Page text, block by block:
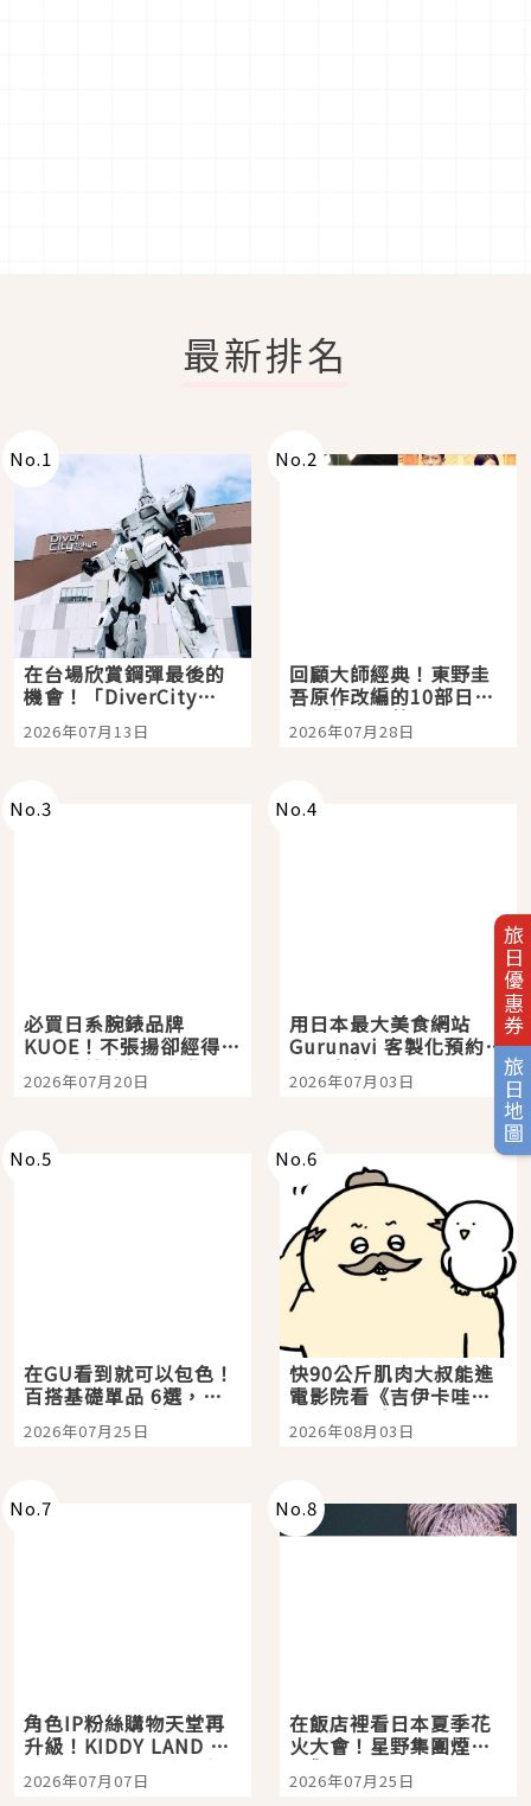
旅日優惠券
旅日地圖
最新排名
No.1
在台場欣賞鋼彈最後的
機會！「DiverCity
Tokyo Plaza」搭船、
購物、美食及夜景，一
2026年07月13日
No.2
回顧大師經典！東野圭
吾原作改編的10部日本
影視作品推薦
2026年07月28日
No.3
必買日系腕錶品牌
KUOE！不張揚卻經得起
時間洗鍊的經典之作五
選
2026年07月20日
No.4
用日本最大美食網站
Gurunavi 客製化預約九
大都市餐廳，打造專屬
美食體驗！
2026年07月03日
No.5
在GU看到就可以包色！
百搭基礎單品 6選，閉
眼全收也不心疼
2026年07月25日
No.6
快90公斤肌肉大叔能進
電影院看《吉伊卡哇》
嗎？日本重金屬樂團
「打首」會長與nagano
2026年08月03日
No.7
角色IP粉絲購物天堂再
升級！KIDDY LAND 原
宿店吉伊卡哇迎客，新
開幕 OMOKADO 店3分
2026年07月07日
No.8
在飯店裡看日本夏季花
火大會！星野集團煙火
景觀飯店6選，讓你不用
人擠人悠閒欣賞
2026年07月25日